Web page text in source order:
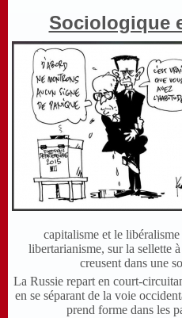
Sociologique
capitalisme et le
libertarianisme, sur la sellette
creusent dans une
La Russie repart en court-
en se séparant de la voie
prend forme dans les